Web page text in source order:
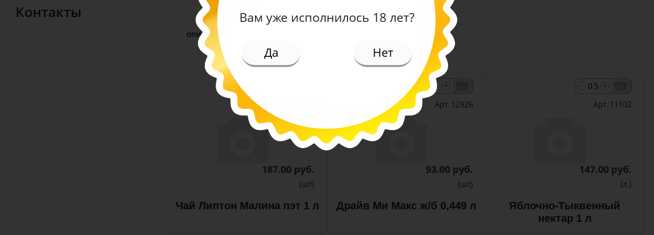
Контакты
ОПИСАНИЕ
187.00 руб.
(шт)
Чай Липтон Малина пэт 1 л
Арт. 12926
93.00 руб.
(шт)
Драйв Ми Макс ж/б 0,449 л
Арт. 11102
147.00 руб.
(л.)
Яблочно-Тыквенный
нектар 1 л
Вам уже исполнилось 18 лет?
Да Нет